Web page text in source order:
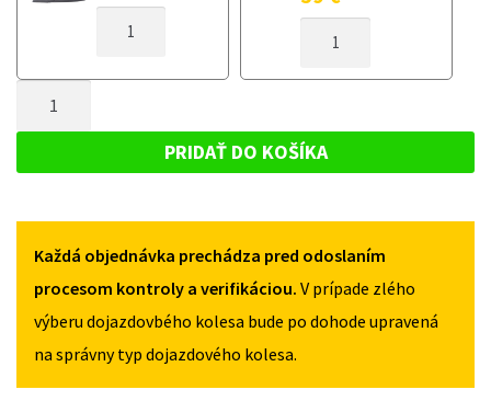
DOJAZDOVÉ
ALFA
GIULIA
2016
DOJAZDOVÉ
GIULIA
OD
5X110
ALFA
OD
2016
125/80R17
PRIDAŤ DO KOŠÍKA
Každá objednávka prechádza pred odoslaním
procesom kontroly a verifikáciou. V prípade zlého
výberu dojazdovbého kolesa bude po dohode upravená
na správny typ dojazdového kolesa.